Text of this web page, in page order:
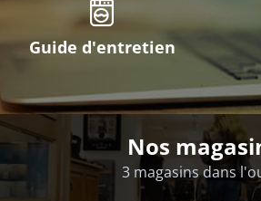
Guide d'entretien
Nos
3 magasins dans